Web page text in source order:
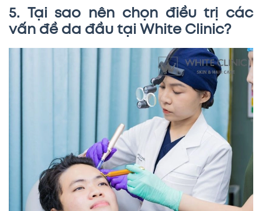
5. Tại sao nên chọn điều trị các
vấn đề da đầu tại White Clinic?